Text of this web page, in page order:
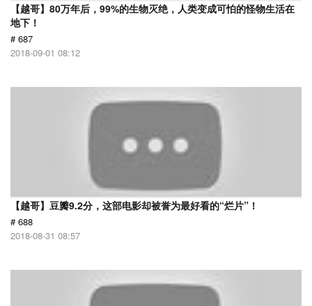
【越哥】80万年后，99%的生物灭绝，人类变成可怕的怪物生活在
地下！
# 687
2018-09-01 08:12
【越哥】豆瓣9.2分，这部电影却被誉为最好看的“烂片”！
# 688
2018-08-31 08:57